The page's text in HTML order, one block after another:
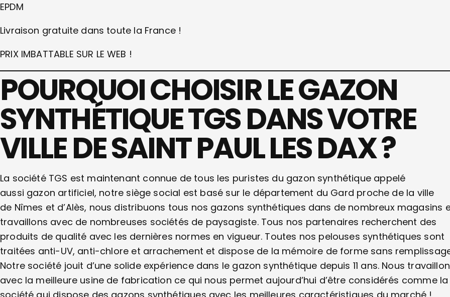
EPDM
Livraison gratuite dans toute la France !
PRIX IMBATTABLE SUR LE WEB !
POURQUOI CHOISIR LE GAZON
SYNTHÉTIQUE TGS DANS VOTRE
VILLE DE SAINT PAUL LES DAX ?
La société TGS est maintenant connue de tous les puristes du gazon synthétique appelé
aussi gazon artificiel, notre siège social est basé sur le département du Gard proche de la ville
de Nîmes et d’Alès, nous distribuons tous nos gazons synthétiques dans de nombreux magasins
travaillons avec de nombreuses sociétés de paysagiste. Tous nos partenaires recherchent des
produits de qualité avec les dernières normes en vigueur. Toutes nos pelouses synthétiques sont
traitées anti-UV, anti-chlore et arrachement et dispose de la mémoire de forme sans
Notre société jouit d’une solide expérience dans le gazon synthétique depuis 11 ans. Nous
avec la meilleure usine de fabrication ce qui nous permet aujourd’hui d’être considérés comme la